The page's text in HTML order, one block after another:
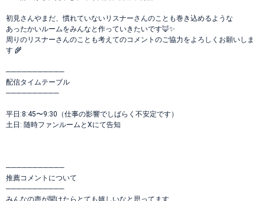
初見さんやまだ、慣れていないリスナーさんのことも巻き込めるような
あったかいルームをみんなと作っていきたいです🦊✨
周りのリスナーさんのことも考えてのコメントのご協力をよろしくお願いしま
す 🌾
───────────
配信タイムテーブル
──────────
平日:8:45〜9:30（仕事の影響でしばらく不安定です）
土日: 随時ファンルームとXにて告知
───────────
推薦コメントについて
───────────
みんなの声が聞けたらとても嬉しいなと思ってます